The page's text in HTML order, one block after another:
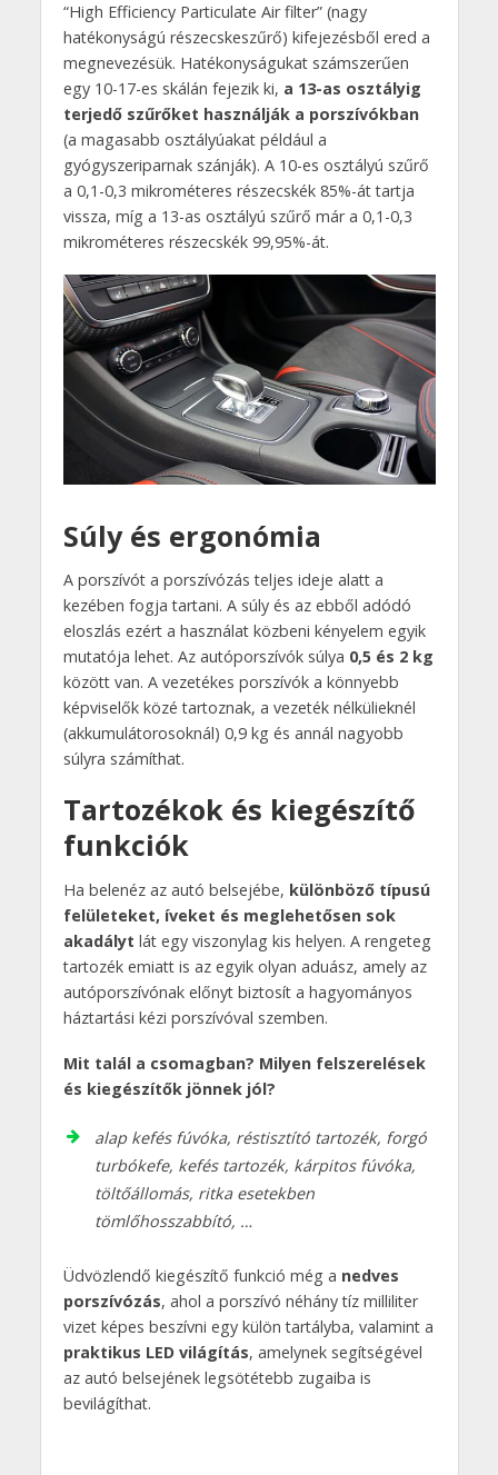
“High Efficiency Particulate Air filter” (nagy
hatékonyságú részecskeszűrő) kifejezésből ered a
megnevezésük. Hatékonyságukat számszerűen
egy 10-17-es skálán fejezik ki, a 13-as osztályig
terjedő szűrőket használják a porszívókban
(a magasabb osztályúakat például a
gyógyszeriparnak szánják). A 10-es osztályú szűrő
a 0,1-0,3 mikrométeres részecskék 85%-át tartja
vissza, míg a 13-as osztályú szűrő már a 0,1-0,3
mikrométeres részecskék 99,95%-át.
Súly és ergonómia
A porszívót a porszívózás teljes ideje alatt a
kezében fogja tartani. A súly és az ebből adódó
eloszlás ezért a használat közbeni kényelem egyik
mutatója lehet. Az autóporszívók súlya 0,5 és 2 kg
között van. A vezetékes porszívók a könnyebb
képviselők közé tartoznak, a vezeték nélkülieknél
(akkumulátorosoknál) 0,9 kg és annál nagyobb
súlyra számíthat.
Tartozékok és kiegészítő
funkciók
Ha belenéz az autó belsejébe, különböző típusú
felületeket, íveket és meglehetősen sok
akadályt lát egy viszonylag kis helyen. A rengeteg
tartozék emiatt is az egyik olyan aduász, amely az
autóporszívónak előnyt biztosít a hagyományos
háztartási kézi porszívóval szemben.
Mit talál a csomagban? Milyen felszerelések
és kiegészítők jönnek jól?
alap kefés fúvóka, réstisztító tartozék, forgó
turbókefe, kefés tartozék, kárpitos fúvóka,
töltőállomás, ritka esetekben
tömlőhosszabbító, …
Üdvözlendő kiegészítő funkció még a nedves
porszívózás, ahol a porszívó néhány tíz milliliter
vizet képes beszívni egy külön tartályba, valamint a
praktikus LED világítás, amelynek segítségével
az autó belsejének legsötétebb zugaiba is
bevilágíthat.